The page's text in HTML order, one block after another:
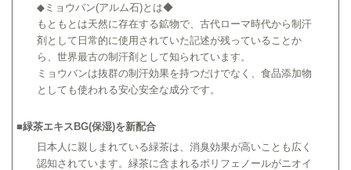
◆ミョウバン(アルム石)とは◆
もともとは天然に存在する鉱物で、古代ローマ時代から制汗
剤として日常的に使用されていた記述が残っていることか
ら、世界最古の制汗剤として知られています。
ミョウバンは抜群の制汗効果を持つだけでなく、食品添加物
としても使われる安心安全な成分です。
■緑茶エキスBG(保湿)を新配合
日本人に親しまれている緑茶は、消臭効果が高いことも広く
認知されています。緑茶に含まれるポリフェノールがニオイ